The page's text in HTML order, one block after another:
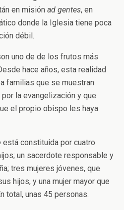
en misión ad gentes, en
donde la Iglesia tiene poca
débil.
uno de de los frutos más
hace años, esta realidad
familias que se muestran
la evangelización y que
el propio obispo les haya
está constituida por cuatro
un sacerdote responsable y
tres mujeres jóvenes, que
hijos, y una mujer mayor que
total, unas 45 personas.